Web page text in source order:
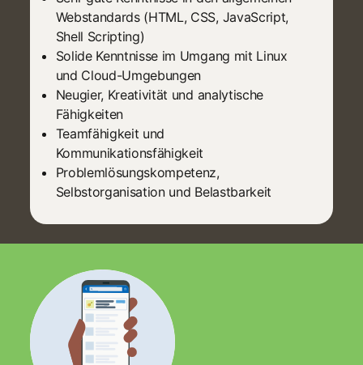
Webstandards (HTML, CSS, JavaScript,
Shell Scripting)
Solide Kenntnisse im Umgang mit Linux
und Cloud-Umgebungen
Neugier, Kreativität und analytische
Fähigkeiten
Teamfähigkeit und
Kommunikationsfähigkeit
Problemlösungskompetenz,
Selbstorganisation und Belastbarkeit